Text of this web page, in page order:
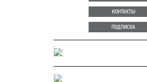
КОНТАКТЫ
ПОДПИСКА